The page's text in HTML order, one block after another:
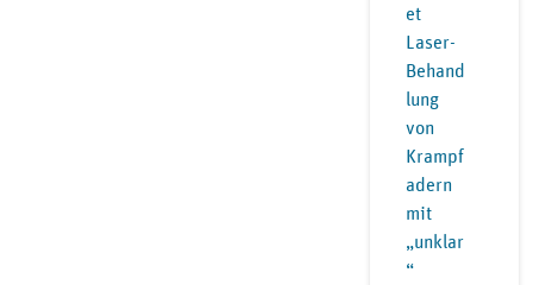
et
Laser-
Behand
lung
von
Krampf
adern
mit
„unklar
“